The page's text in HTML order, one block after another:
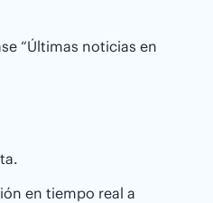
“Últimas noticias en
en tiempo real a